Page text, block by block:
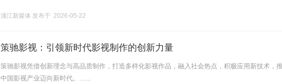
终.........
浦江新媒体 发布于 2026-05-22
策驰影视：引领新时代影视制作的创新力量
策驰影视凭借创新理念与高品质制作，打造多样化影视作品，融入社会热点，积极应用新技术，
中国影视产业迈向新时代。......